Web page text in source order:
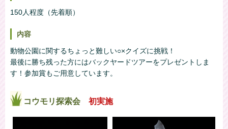
150人程度（先着順）
内容
動物公園に関するちょっと難しい○×クイズに挑戦！
最後に勝ち残った方にはバックヤードツアーをプレゼントしま
す！参加賞もご用意しています。
コウモリ探索会 初実施